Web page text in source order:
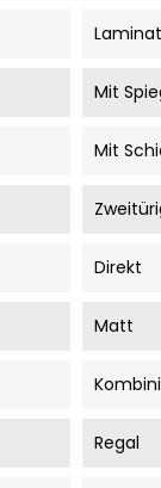
Mit
Mit
Direkt
Matt
Regal